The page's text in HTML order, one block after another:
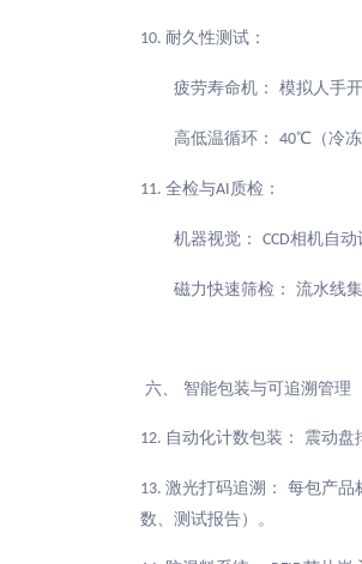
10. 耐久性测试：
疲劳寿命机： 模拟人手
高低温循环： 40℃（冷
11. 全检与AI质检：
机器视觉： CCD相机自动
磁力快速筛检： 流水线
六、 智能包装与可追溯管理
12. 自动化计数包装： 震动
13. 激光打码追溯： 每包产品
数、测试报告）。